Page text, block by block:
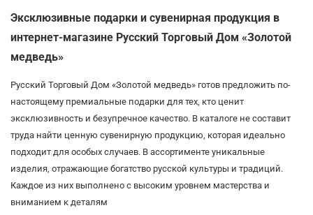
Эксклюзивные подарки и сувенирная продукция в
интернет-магазине Русский Торговый Дом «Золотой
медведь»
Русский Торговый Дом «Золотой медведь» готов предложить по-
настоящему премиальные подарки для тех, кто ценит
эксклюзивность и безупречное качество. В каталоге не составит
труда найти ценную сувенирную продукцию, которая идеально
подходит для особых случаев. В ассортименте уникальные
изделия, отражающие богатство русской культуры и традиций.
Каждое из них выполнено с высоким уровнем мастерства и
вниманием к деталям